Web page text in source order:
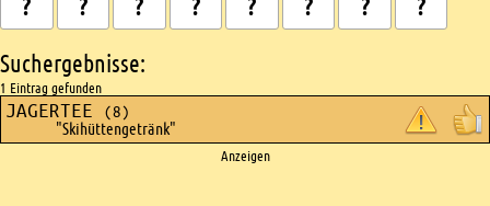
Suchergebnisse:
1 Eintrag gefunden
JAGERTEE (8)
"Skihüttengetränk"
Anzeigen